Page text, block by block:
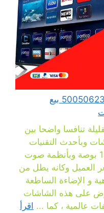
بيع تلفزيونات شاشات الكويت 50050623 بيع
تنافسا واضحا بين
وبأحدث التقنيات
وبأحجام متنوعة تصل 140و 150 بوصة وبأنظمة صوت
العميل وكانه يطل من
و الإضاءة الساطعة
على هذه الشاشات
عالمية ، كما ... اقرأ